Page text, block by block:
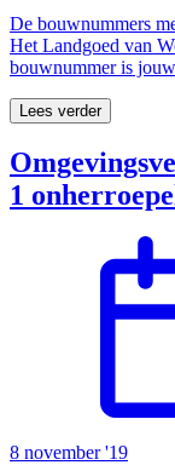
De bouwnummers
Het Landgoed van
bouwnummer is
Lees verder
1
8 november '19